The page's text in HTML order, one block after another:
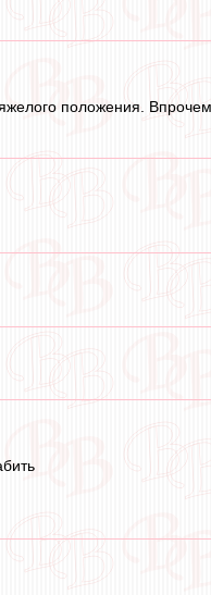
положения.